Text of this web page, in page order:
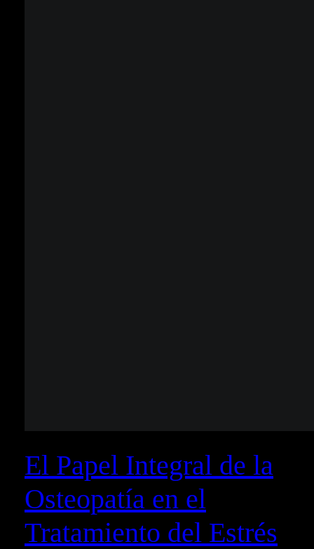
El Papel Integral de la
Osteopatía en el
Tratamiento del Estrés